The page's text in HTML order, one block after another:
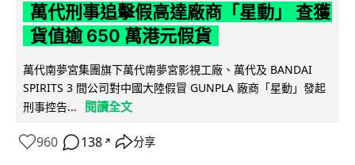
萬代刑事追擊假高達廠商「星動」 查獲
貨值逾 650 萬港元假貨
萬代南夢宮集團旗下萬代南夢宮影視工廠、萬代及 BANDAI
SPIRITS 3 間公司對中國大陸假冒 GUNPLA 廠商「星動」發起
刑事控告...
閱讀全文
960 138 ↗ 分享